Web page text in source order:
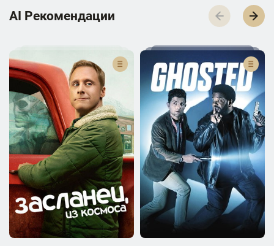
AI Р­е­к­о­м­е­н­д­а­ц­и­и